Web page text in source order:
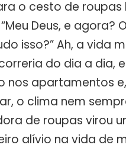
o cesto de roupas
Deus, e agora?
isso?” Ah, a vida
do dia a dia,
nos apartamentos
o clima nem
de roupas virou
alívio na vida de